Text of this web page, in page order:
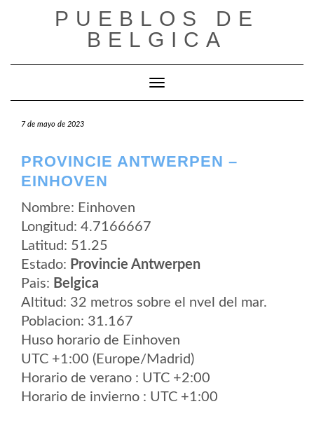
PUEBLOS DE
BELGICA
Cambiar modo de navegación
7 de mayo de 2023
PROVINCIE ANTWERPEN –
EINHOVEN
Nombre: Einhoven
Longitud: 4.7166667
Latitud: 51.25
Estado: Provincie Antwerpen
Pais: Belgica
Altitud: 32 metros sobre el nvel del mar.
Poblacion: 31.167
Huso horario de Einhoven
UTC +1:00 (Europe/Madrid)
Horario de verano : UTC +2:00
Horario de invierno : UTC +1:00